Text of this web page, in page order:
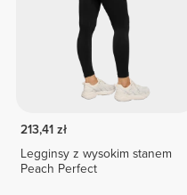
213,41 zł
Legginsy z wysokim stanem
Peach Perfect